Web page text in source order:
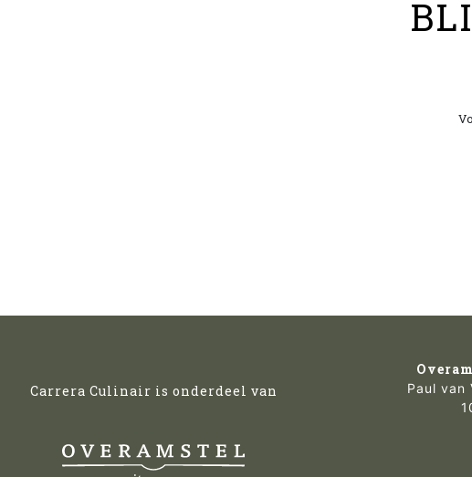
Carrera Culinair is onderdeel van
Paul van